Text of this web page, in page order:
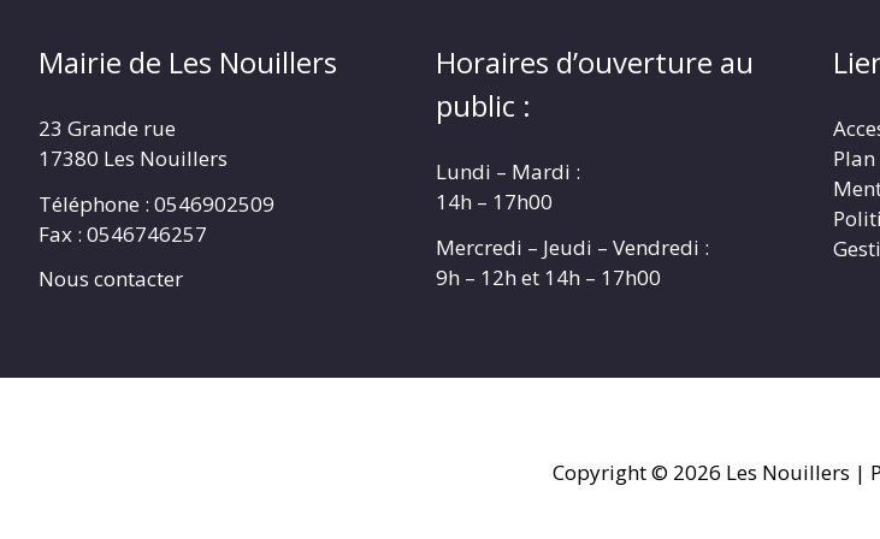
Mairie de Les Nouillers
23 Grande rue
17380 Les Nouillers
Téléphone : 0546902509
Fax : 0546746257
Nous contacter
Horaires d’ouverture au
public :
Lundi – Mardi :
14h – 17h00
Mercredi – Jeudi – Vendredi :
9h – 12h et 14h – 17h00
Copyright © 2026 Les Nouillers |